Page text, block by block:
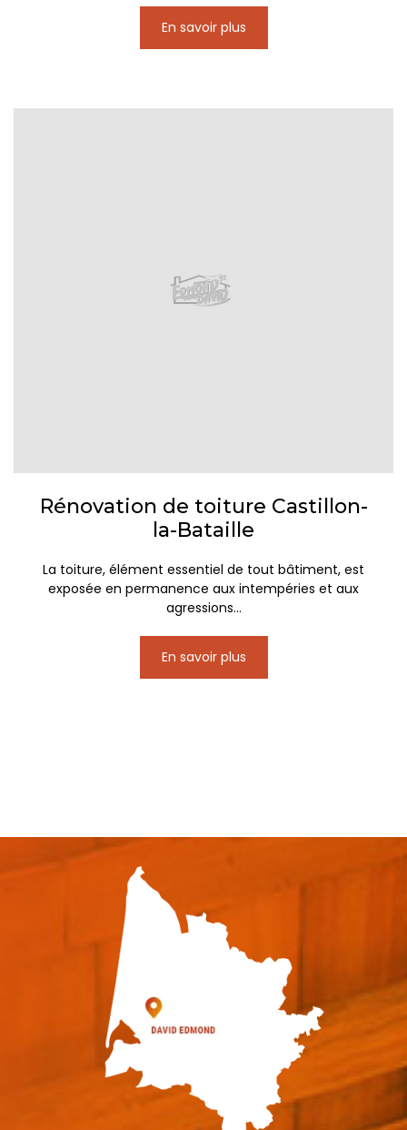
En savoir plus
Rénovation de toiture Castillon-
la-Bataille
La toiture, élément essentiel de tout bâtiment, est
exposée en permanence aux intempéries et aux
agressions...
En savoir plus